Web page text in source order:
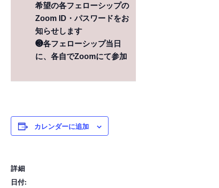
希望の各フェローシップの
Zoom ID・パスワードをお
知らせします
❸各フェローシップ当日
に、各自でZoomにて参加
カレンダーに追加
詳細
日付: